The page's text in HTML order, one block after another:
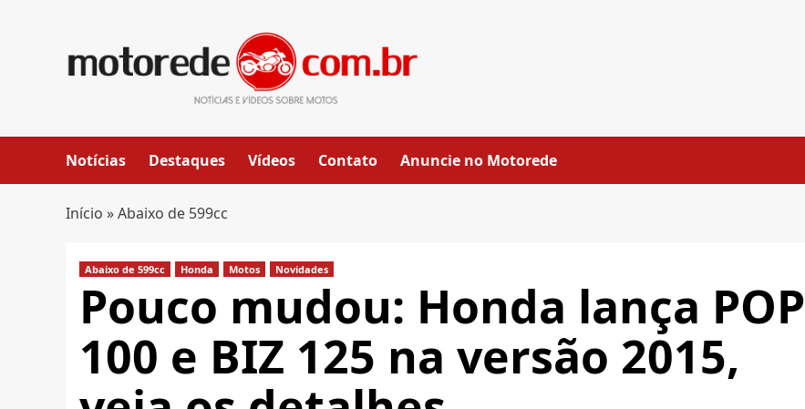
Notícias Destaques Vídeos Contato Anuncie no Motorede
Início »Abaixo de 599cc
Abaixo de 599cc Honda Motos Novidades
Pouco mudou: Honda lança POP
100 e BIZ 125 na versão 2015,